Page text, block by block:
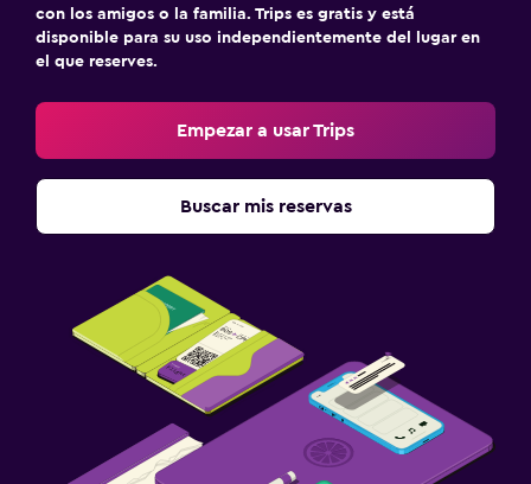
con los amigos o la familia. Trips es gratis y está
disponible para su uso independientemente del lugar en
el que reserves.
Empezar a usar Trips
Buscar mis reservas